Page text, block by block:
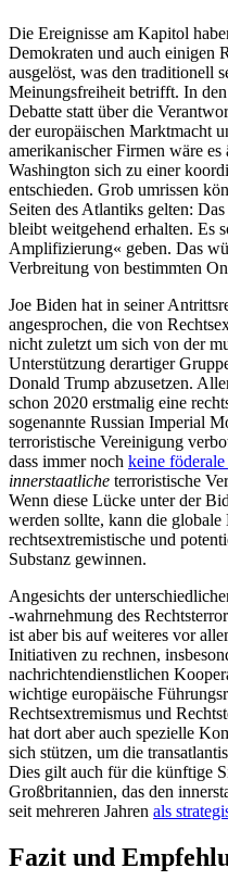
Die Ereignisse am Kapitol
Demokraten und auch einigen
ausgelöst, was den traditionell
Meinungsfreiheit betrifft. In
Debatte statt über die
der euro­päischen Marktmacht
amerikanischer Firmen wäre es
Washington sich zu einer
entschieden. Grob umrissen
Seiten des Atlan­tiks gelten:
bleibt weitgehend erhalten. Es
Amplifizierung« geben. Das
Verbreitung von bestimmten
Joe Biden hat in seiner
angesprochen, die von
nicht zuletzt um sich von der
Unterstützung derartiger
Donald Trump abzusetzen.
schon 2020 erst­malig eine
sogenannte Russian Imperial
terroristische Vereinigung
dass immer noch keine
innerstaatliche terroristische
Wenn diese Lücke unter der
werden sollte, kann die globale
rechtsextremistische und
Substanz gewinnen.
Angesichts der
‑wahrnehmung des
ist aber bis auf weiteres vor
Initiativen zu rech­nen,
nachrichtendienstlichen
wichtige europäische
Rechtsextremismus und
hat dort aber auch spezielle
sich stützen, um die
Dies gilt auch für die künftige
Großbritannien, das den
seit mehreren Jahren als
Fazit und